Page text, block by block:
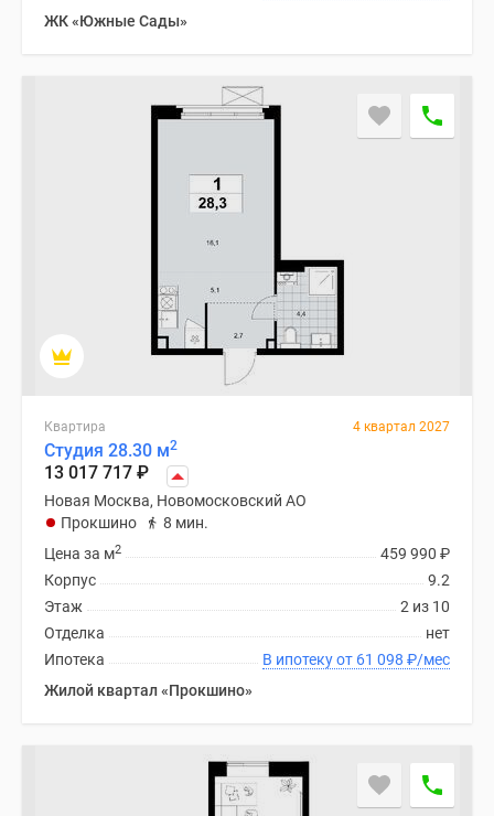
ЖК «Южные Сады»
Квартира 4 квартал 2027
Студия 28.30 м2
13 017 717 ₽
Новая Москва, Новомосковский АО
Прокшино
8 мин.
459 990 ₽
Цена за м2
9.2
Корпус
2 из 10
Этаж
нет
Отделка
В ипотеку от 61 098 ₽/мес
Ипотека
Жилой квартал «Прокшино»